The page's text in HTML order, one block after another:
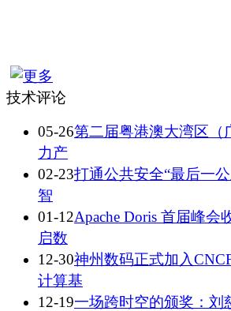
技术评论
05-26第二届粤港澳大湾区（
力产
02-23打通公共安全“最后一
智
01-12Apache Doris 首届峰会
启数
12-30神州数码正式加入
计算基
12-19一场跨时空的颁奖：刘